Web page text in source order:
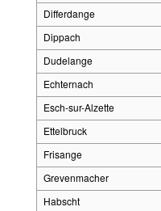
Differdange
Dippach
Dudelange
Echternach
Esch-sur-Alzette
Ettelbruck
Frisange
Grevenmacher
Habscht